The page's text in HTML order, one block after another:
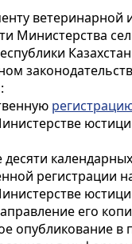
ветеринарной
Министерства
десяти
регистрации
его
опубликование в